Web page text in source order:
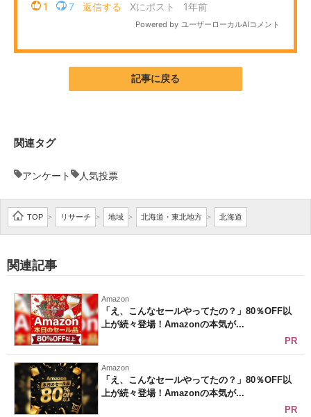
建設×テクノロジーの最前線
ちょっと気になるネットの話題記事に戻る
関連タグ
アンケート 人気投票
TOP > リサーチ > 地域 > 北海道・東北地方 > 北海道
関連記事
Amazon
「え、こんなセールやってたの？」80％OFF以
上が続々登場！Amazonの本気が...
PR
Amazon
「え、こんなセールやってたの？」80％OFF以
上が続々登場！Amazonの本気が...
PR